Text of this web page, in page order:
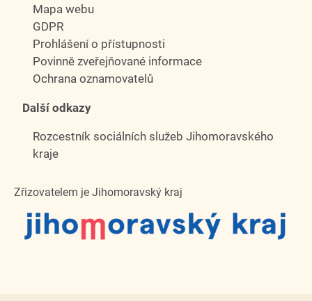
Mapa webu
GDPR
Prohlášení o přístupnosti
Povinně zveřejňované informace
Ochrana oznamovatelů
Další odkazy
Rozcestník sociálních služeb Jihomoravského
kraje
Zřizovatelem je Jihomoravský kraj